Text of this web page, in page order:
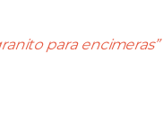
para encimeras”